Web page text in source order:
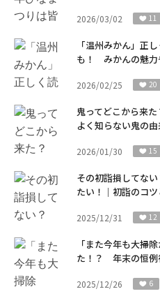
2026/03/02 11
「温州みかん」正
も！ みかんの魅力
2026/02/25 20
鬼ってどこから来
よく知らない鬼の
2026/01/30 15
その初詣損してな
たい！｜初詣のコ
2025/12/31 12
「また今年も大掃
た！？ 年末の恒例
2025/12/26 6